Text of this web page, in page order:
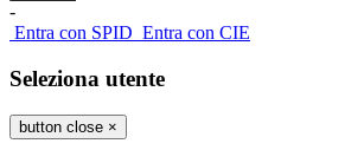
-
Entra con SPID Entra con CIE
Seleziona utente
button close ×